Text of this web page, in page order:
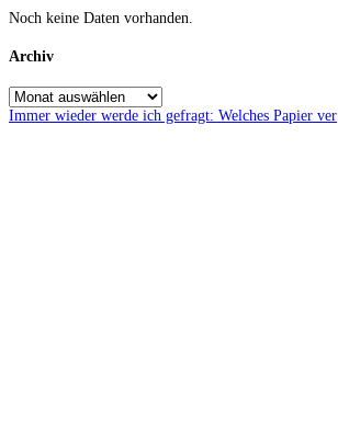
Noch keine Daten vorhanden.
Archiv
Immer wieder werde ich gefragt: Welches Papier ver